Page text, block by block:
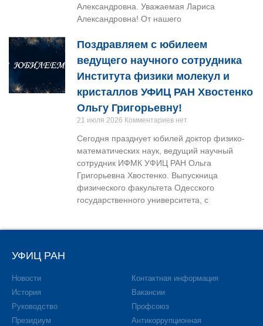
Александровна. Уважаемая Лариса
Александровна! От нашего
Поздравляем с юбилеем
ведущего научного сотрудника
Института физики молекул и
кристаллов УФИЦ РАН Хвостенко
Ольгу Григорьевну!
21 июля 2026 Комментариев нет
Сегодня празднует юбилей доктор физико-
математических наук, ведущий научный
сотрудник ИФМК УФИЦ РАН Ольга
Григорьевна Хвостенко. Выпускница
физического факультета Одесского
государственного университета, с
УФИЦ РАН
Новости
История
Руководство
Президиум
Контактная информация
Вакансии
Профсоюз
Антикоррупционная